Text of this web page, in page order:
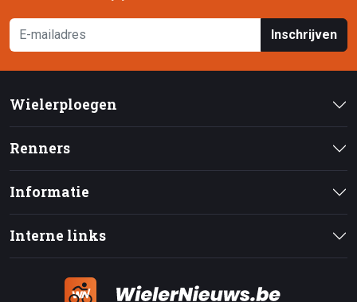
Inschrijven
Wielerploegen
Renners
Informatie
Interne links